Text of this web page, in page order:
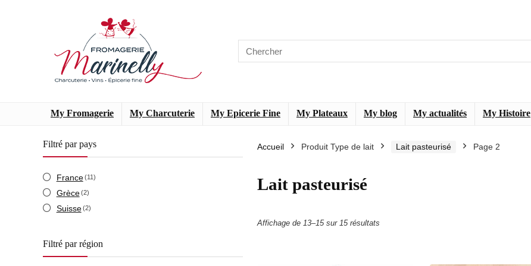
My Fromagerie My Charcuterie My Epicerie Fine My Plateaux My blog My actualités My Histoire
Filtré par pays
France(11)
Grèce(2)
Suisse(2)
Filtré par région
Accueil Produit Type de lait Lait pasteurisé Page 2
Lait pasteurisé
Affichage de 13–15 sur 15 résultats